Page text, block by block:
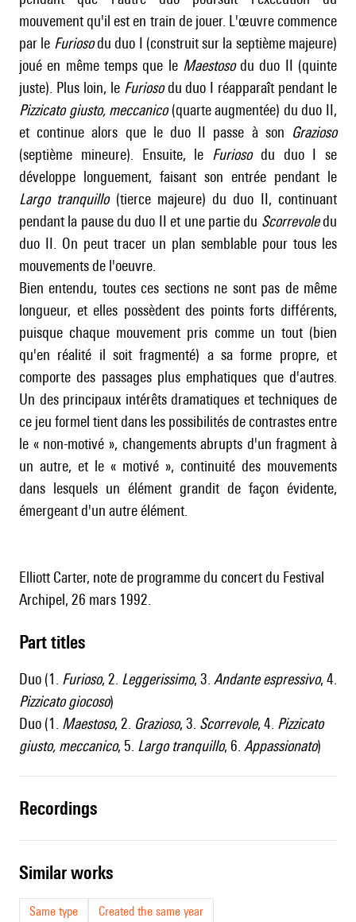
mouvement qu'il est en train de jouer. L'œuvre commence
par le Furiosodu duo I (construit sur la septième majeure)
joué en même temps que le Maestosodu duo II (quinte
juste). Plus loin, le Furiosodu duo I réapparaît pendant le
Pizzicato giusto, meccanico(quarte augmentée) du duo II,
et continue alors que le duo II passe à son Grazioso
(septième mineure). Ensuite, le Furiosodu duo I se
développe longuement, faisant son entrée pendant le
Largo tranquillo(tierce majeure) du duo II, continuant
pendant la pause du duo II et une partie du Scorrevoledu
duo II. On peut tracer un plan semblable pour tous les
mouvements de l'oeuvre.
Bien entendu, toutes ces sections ne sont pas de même
longueur, et elles possèdent des points forts différents,
puisque chaque mouvement pris comme un tout (bien
qu'en réalité il soit fragmenté) a sa forme propre, et
comporte des passages plus emphatiques que d'autres.
Un des principaux intérêts dramatiques et techniques de
ce jeu formel tient dans les possibilités de contrastes entre
le « non-motivé », changements abrupts d'un fragment à
un autre, et le « motivé », continuité des mouvements
dans lesquels un élément grandit de façon évidente,
émergeant d'un autre élément.
Elliott Carter, note de programme du concert du Festival
Archipel, 26 mars 1992.
Part titles
Duo (1. Furioso, 2. Leggerissimo, 3. Andante espressivo, 4.
Pizzicato giocoso)
Duo (1. Maestoso, 2. Grazioso, 3. Scorrevole, 4. Pizzicato
giusto, meccanico, 5. Largo tranquillo, 6. Appassionato)
recordings
similar works
Same type
Created the same year